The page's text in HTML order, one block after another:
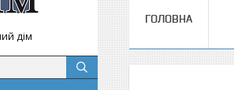
дім
ГОЛОВНА